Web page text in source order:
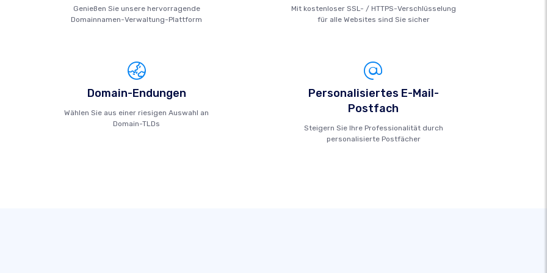
Genießen Sie unsere hervorragende
Domainnamen-Verwaltung-Plattform
Mit kostenloser SSL- / HTTPS-Verschlüsselung
für alle Websites sind Sie sicher
Domain-Endungen
Wählen Sie aus einer riesigen Auswahl an
Domain-TLDs
Personalisiertes E-Mail-
Postfach
Steigern Sie Ihre Professionalität durch
personalisierte Postfächer